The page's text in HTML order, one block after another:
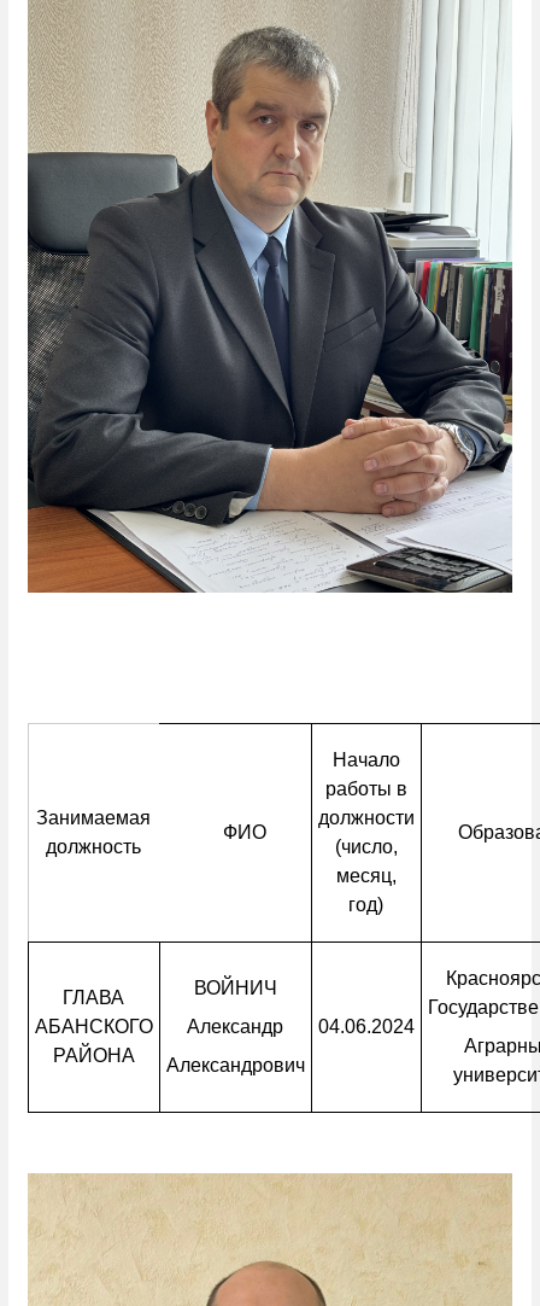
Занимаемая
должность
ФИО
Начало
работы в
должности
(число,
месяц,
год)
ГЛАВА
АБАНСКОГО
РАЙОНА
ВОЙНИЧ
Александр
Александрович
04.06.2024